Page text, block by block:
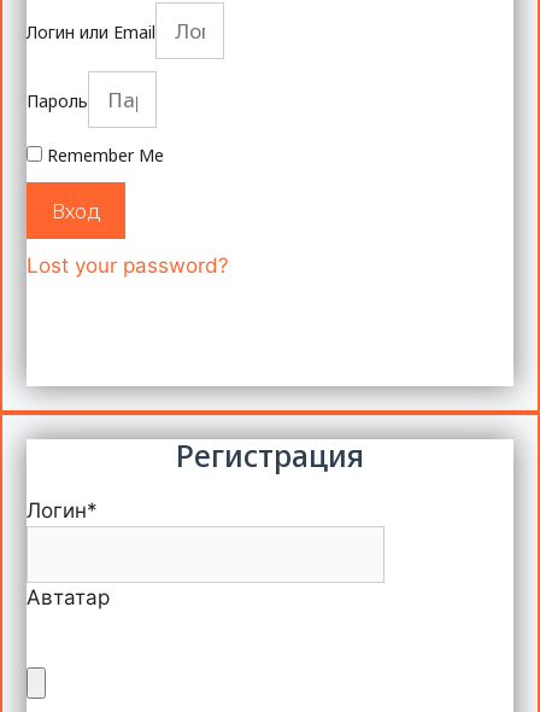
Логин или Email
Пароль
Remember Me
Вход
Lost your password?
Регистрация
Логин*
Автатар